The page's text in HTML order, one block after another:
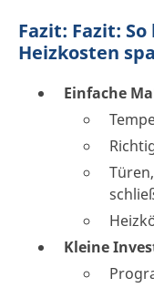
Fazit: Fazit:
Heizkosten
Einfache
Kleine